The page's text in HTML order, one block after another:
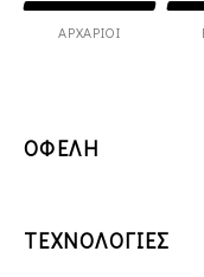
ΑΡΧΆΡΙΟΙ
ΟΦΕΛΗ
ΤΕΧΝΟΛΟΓΙΕΣ